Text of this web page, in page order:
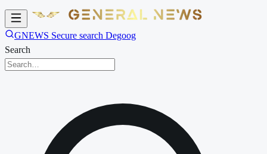
GNEWS Secure search Degoog
Search